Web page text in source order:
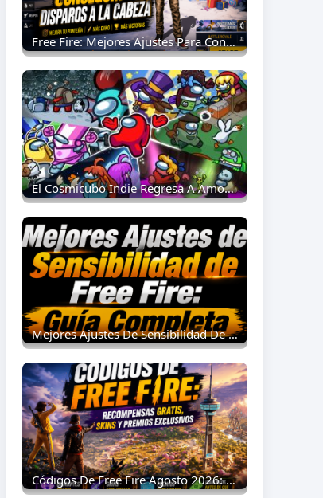
Free Fire: Mejores Ajustes Para Conseguir Disparos A La Cabeza
El Cosmicubo Indie Regresa A Among Us: Todo Lo Que Necesitas Saber Como Tripulante
Mejores Ajustes De Sensibilidad De Free Fire: Guía Completa 2026
Códigos De Free Fire Agosto 2026: Recompensas Gratis, Skins Y Premios Exclusivos